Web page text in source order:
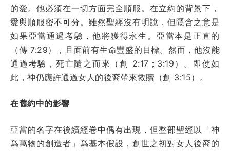
的愛。他必須在一切方面完全順服。在立約的背景下，
愛與順服密不可分。雖然聖經沒有明說，但隱含之意是
如果亞當通過考驗，他將獲得永生。亞當本是正直的
（傳 7:29），且面前有生命豐盛的目標。然而，他沒能
通過考驗，死亡隨之而來（創 2:17；3:19）。即使如
此，神仍應許通過女人的後裔帶來救贖（創 3:15）。
在舊約中的影響
亞當的名字在後續經卷中偶有出現，但整部聖經以「神
爲萬物的創造者」爲基本假設，創世之初對女人後裔的